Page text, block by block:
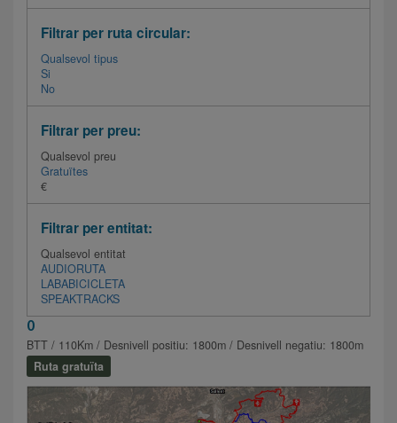
Filtrar per ruta circular:
Qualsevol tipus
Si
No
Filtrar per preu:
Qualsevol preu
Gratuïtes
€
Filtrar per entitat:
Qualsevol entitat
AUDIORUTA
LABABICICLETA
SPEAKTRACKS
0
BTT / 110Km / Desnivell positiu: 1800m / Desnivell negatiu: 1800m
Ruta gratuïta